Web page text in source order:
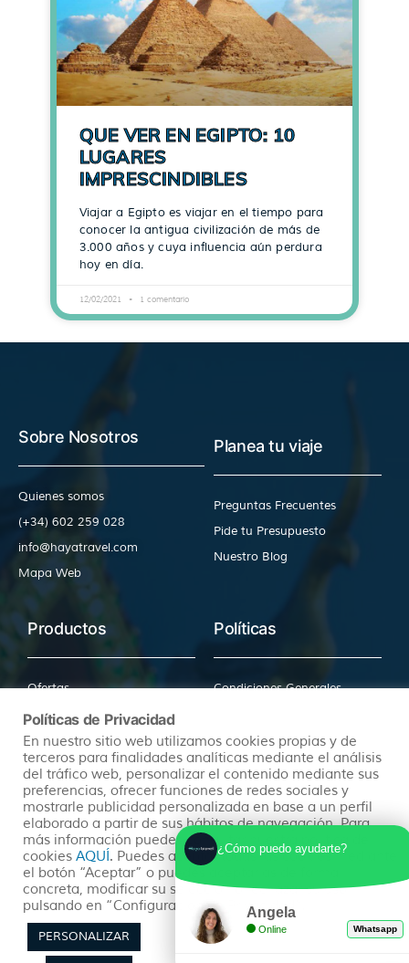
QUE VER EN EGIPTO: 10
LUGARES
IMPRESCINDIBLES
Viajar a Egipto es viajar en el tiempo para
conocer la antigua civilización de más de
3.000 años y cuya influencia aún perdura
hoy en día.
12/02/2021 1 comentario
Sobre Nosotros
Quienes somos
(+34) 602 259 028
info@hayatravel.com
Mapa Web
Planea tu viaje
Preguntas Frecuentes
Pide tu Presupuesto
Nuestro Blog
Productos
Ofertas
Viajes Organizados
Lunas de Miel
Circuitos en Autocar
Políticas
Condiciones Generales
Política de Privacidad
Política de Cookies
Síguenos
Políticas de Privacidad
En nuestro sitio web utilizamos cookies propias y de
terceros para finalidades analíticas mediante el análisis
del tráfico web, personalizar el contenido mediante sus
preferencias, ofrecer funciones de redes sociales y
mostrarle publicidad personalizada en base a un perfil
elaborado a partir de sus hábitos de navegación. Para
más información puedes consultar nuestra política de
cookies AQUÍ. Puedes aceptar todas las cookies mediante
el botón “Aceptar” o puedes aceptarlas de forma
concreta, modificar su selección o rechazar su uso
pulsando en “Configuración de Privacidad”.
PERSONALIZAR
¿Cómo puedo ayudarte?
Angela
Online Whatsapp